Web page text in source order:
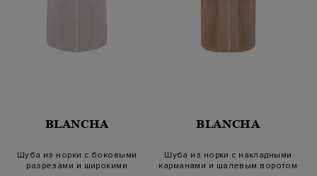
BLANCHA
Шуба из норки с боковыми
разрезами и широкими
BLANCHA
Шуба из норки с накладными
карманами и шалевым воротом